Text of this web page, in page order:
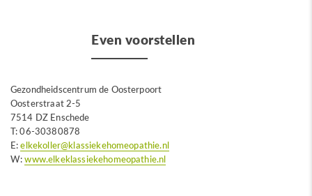
Even voorstellen
Gezondheidscentrum de Oosterpoort
Oosterstraat 2-5
7514 DZ Enschede
T: 06-30380878
E:elkekoller@klassiekehomeopathie.nl
W:www.elkeklassiekehomeopathie.nl